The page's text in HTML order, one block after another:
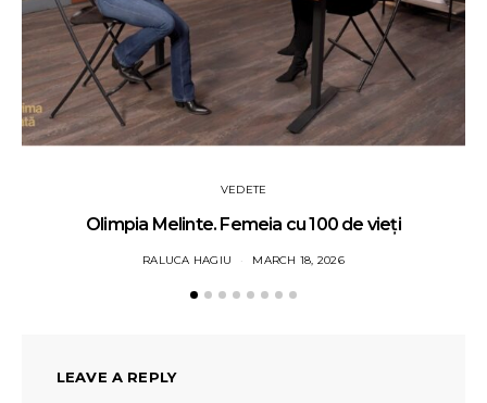
VEDETE
Olimpia Melinte. Femeia cu 100 de vieți
RALUCA HAGIU MARCH 18, 2026
LEAVE A REPLY